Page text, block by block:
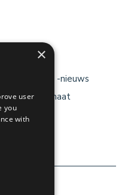
voet
rechts
Reisblogs & -nieuws
Reizen op maat
Busverhuur
×
user
you
with